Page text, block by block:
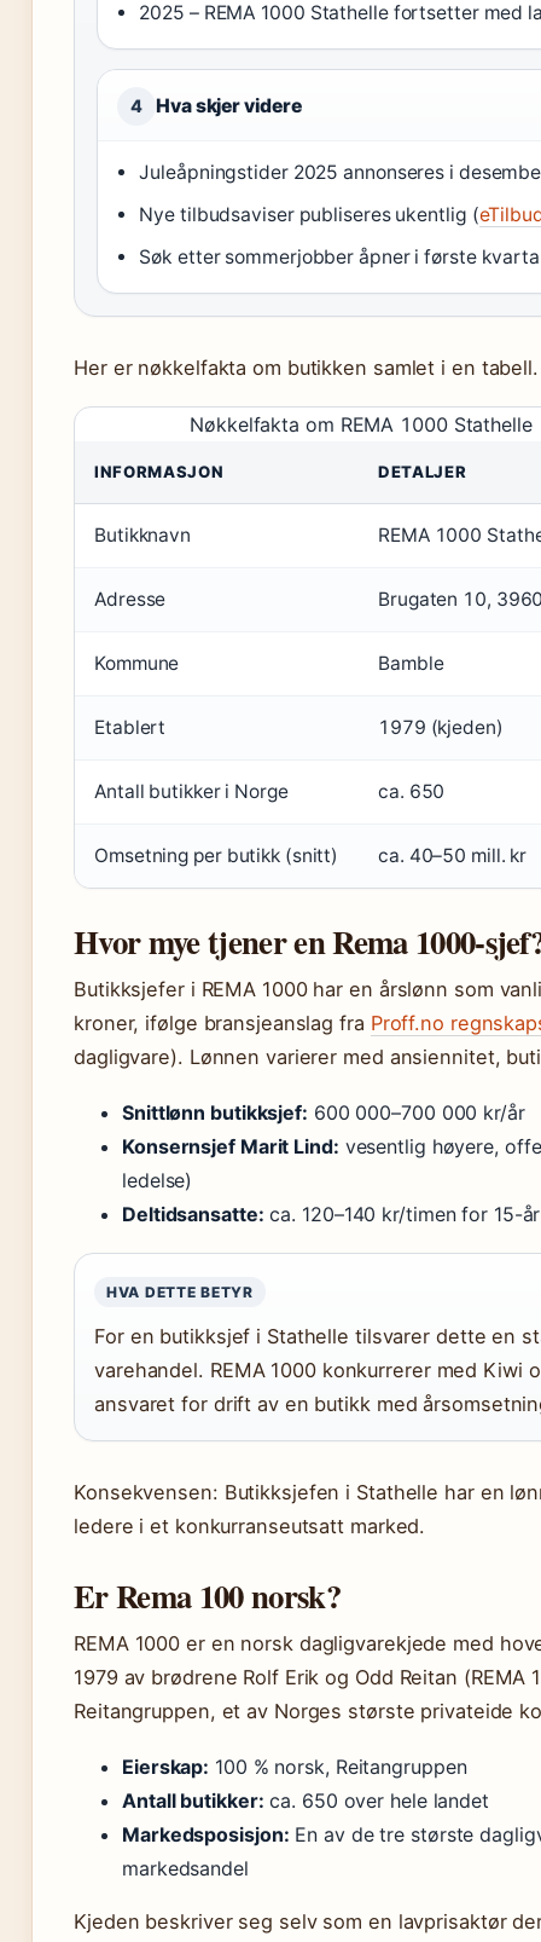
2025 – REMA 1000 Stathelle fortsetter med
4 Hva skjer videre
Juleåpningstider 2025 annonseres i
Nye tilbudsaviser publiseres ukentlig (
Søk etter sommerjobber åpner i første
Her er nøkkelfakta om butikken samlet i en tabell.
Nøkkelfakta om REMA 1000 Stathelle
INFORMASJON DETALJER
Butikknavn REMA 1000
Adresse Brugaten 10,
Kommune Bamble
Etablert 1979 (kjeden)
Antall butikker i Norge ca. 650
Omsetning per butikk (snitt) ca. 40–50 mill. kr
Hvor mye tjener en Rema 1000-
Butikksjefer i REMA 1000 har en årslønn som
kroner, ifølge bransjeanslag fra Proff.no
dagligvare). Lønnen varierer med ansiennitet,
Snittlønn butikksjef: 600 000–700 000 kr/år
Konsernsjef Marit Lind: vesentlig høyere,
ledelse)
Deltidsansatte: ca. 120–140 kr/timen for 15-
HVA DETTE BETYR
For en butikksjef i Stathelle tilsvarer dette en
varehandel. REMA 1000 konkurrerer med
ansvaret for drift av en butikk med
Konsekvensen: Butikksjefen i Stathelle har en
ledere i et konkurranseutsatt marked.
Er Rema 100 norsk?
REMA 1000 er en norsk dagligvarekjede med
1979 av brødrene Rolf Erik og Odd Reitan
Reitangruppen, et av Norges største privateide
Eierskap: 100 % norsk, Reitangruppen
Antall butikker: ca. 650 over hele landet
Markedsposisjon: En av de tre største
markedsandel
Kjeden beskriver seg selv som en lavprisaktør